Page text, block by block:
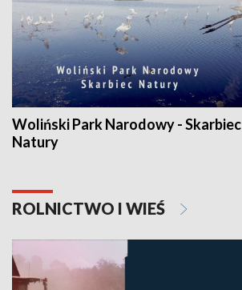
Woliński Park Narodowy - Skarbiec
Natury
ROLNICTWO I WIEŚ